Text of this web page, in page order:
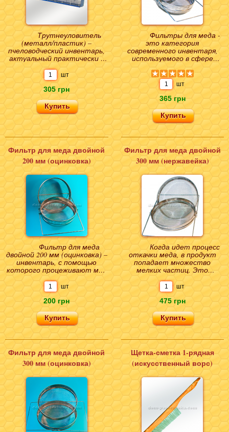
шт
305 грн
Трутнеуловитель
(металл/пластик) –
пчеловодческий инвентарь,
актуальный практически в
любом хозяйстве. Основное
предназначение – зад..
шт
365 грн
Фильтры для меда -
это категория
современного инвентаря,
используемого в сфере
пчеловодства. Изделия
предназначены для
высокоэффекти..
шт
200 грн
Фильтр для меда двойной
200 мм (оцинковка)
Фильтр для меда
двойной 200 мм (оцинковка) –
инвентарь, с помощью
которого процеживают мед
в процессе откачивания.
Основной пчеловод.. шт
475 грн
Фильтр для меда двойной
300 мм (нержавейка)
Когда идет процесс
откачки меда, в продукт
попадает множество
мелких частиц. Это
частички воска, которыми
были запечатаны соты,
сами..
Фильтр для меда двойной
300 мм (оцинковка)
Щетка-сметка 1-рядная
(искусственный ворс)